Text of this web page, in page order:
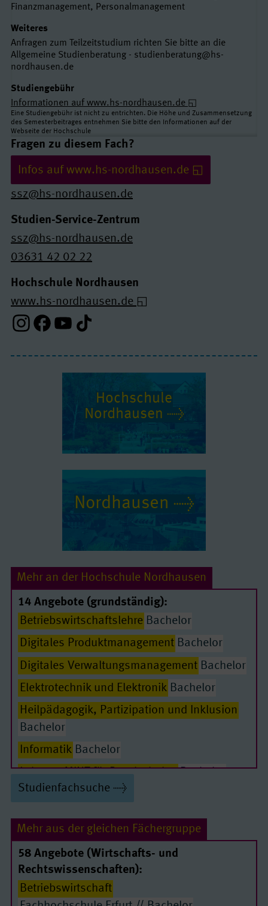
Finanzmanagement, Personalmanagement
Weiteres
Anfragen zum Teilzeitstudium richten Sie bitte an die
Allgemeine Studienberatung - studienberatung@hs-
nordhausen.de
Studiengebühr
Informationen auf www.hs-nordhausen.de
Eine Studiengebühr ist nicht zu entrichten. Die Höhe und Zusammensetzung
des Semesterbeitrages entnehmen Sie bitte den Informationen auf der
Webseite der Hochschule
Links und Kontakte
Fragen zu diesem Fach?
Infos auf www.hs-nordhausen.de
ssz@hs-nordhausen.de
Studien-Service-Zentrum
ssz@hs-nordhausen.de
03631 42 02 22
Hochschule Nordhausen
www.hs-nordhausen.de
Instagram-Profil
Facebook-Profil
Youtube-Profil
Tiktok-Profil
Hochschule
Nordhausen
Nordhausen
Mehr an der Hochschule Nordhausen
14 Angebote (grundständig):
Betriebswirtschaftslehre Bachelor
Digitales Produktmanagement Bachelor
Digitales Verwaltungsmanagement Bachelor
Elektrotechnik und Elektronik Bachelor
Heilpädagogik, Partizipation und Inklusion
Bachelor
Informatik Bachelor
Lehramt MINT für Regelschulen Bachelor
Maschinenbau Bachelor
Öffentliche Betriebswirtschaft/ Public
Management
Bachelor
Regenerative Energietechnik
Soziale Arbeit und Gesundheit
Studienfachsuche
Mehr aus der gleichen Fächergruppe
58 Angebote (Wirtschafts- und
Rechtswissenschaften):
Betriebswirtschaft